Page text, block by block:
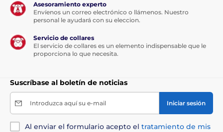
carácter ilustrativo.
El producto aparece en las categorías
Para perros Cuidado de la piel y el pelo
Asesoramiento experto
Envíenos un correo electrónico o llámenos. Nuestro
personal le ayudará con su eleccion.
Servicio de collares
El servicio de collares es un elemento indispensable que le
proporciona lo que necesita.
Suscríbase al boletín de noticias
Introduzca aquí su e-mail Iniciar sesión
Al enviar el formulario acepto el tratamiento de mis